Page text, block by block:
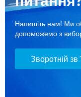
Напишіть нам! Ми
допоможемо з
Зворотній